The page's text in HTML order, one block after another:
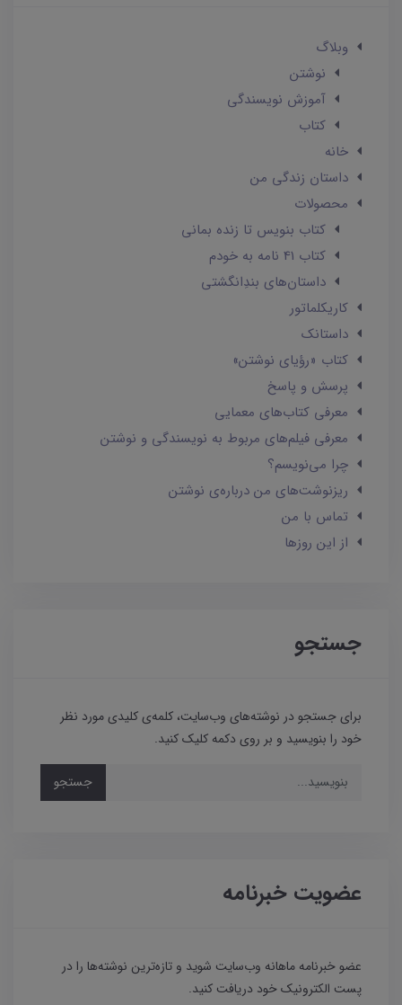
وبلاگ
نوشتن
آموزش نویسندگی
کتاب
خانه
داستان زندگی من
محصولات
کتاب بنویس تا زنده بمانی
کتاب 41 نامه به خودم
داستان‌های بندِانگشتی
کاریکلماتور
داستانک‌
کتاب «رؤیای نوشتن»
پرسش و پاسخ
معرفی کتاب‌های معمایی
معرفی فیلم‌های مربوط به نویسندگی و نوشتن
چرا می‌نویسم؟
ریزنوشت‌های من درباره‌ی نوشتن
تماس با من
از این روزها
جستجو
برای جستجو در نوشته‌های وب‌سایت، کلمه‌ی کلیدی مورد نظر
خود را بنویسید و بر روی دکمه کلیک کنید.
جستجو
عضویت خبرنامه
عضو خبرنامه ماهانه وب‌سایت شوید و تازه‌ترین نوشته‌ها را در
پست الکترونیک خود دریافت کنید.